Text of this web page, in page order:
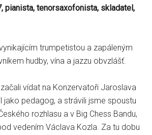
pianista, tenorsaxofonista, skladatel,
trumpetistou a zapáleným
hudby, vína a jazzu obvzlášť.
vídat na Konzervatoři Jaroslava
jako pedagog, a strávili jsme spoustu
rozhlasu a v Big Chess Bandu,
vedením Václava Kozla. Za tu dobu